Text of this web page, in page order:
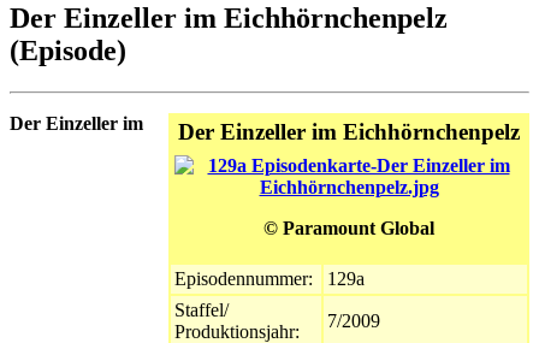
Der Einzeller im Eichhörnchenpelz
(Episode)
Der Einzeller im Eichhörnchenpelz
© Paramount Global
Episodennummer:
129a
Staffel/
Produktionsjahr:
7/2009
Der Einzeller im